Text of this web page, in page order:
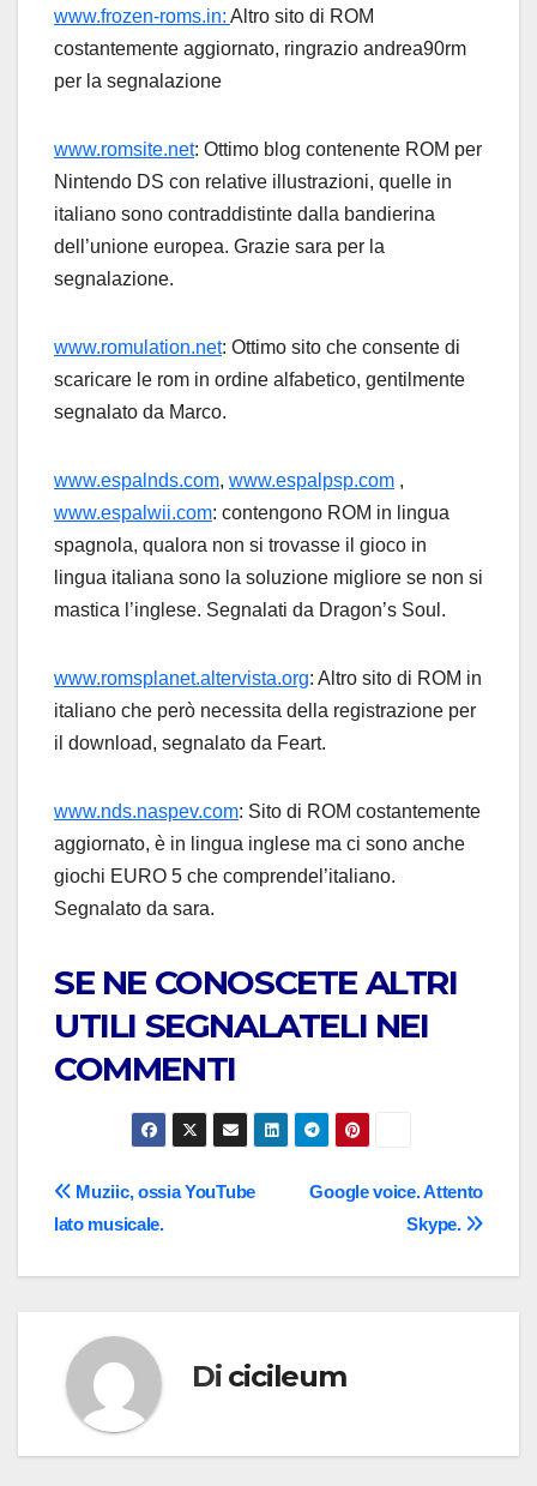
www.frozen-roms.in: Altro sito di ROM
costantemente aggiornato, ringrazio andrea90rm
per la segnalazione
www.romsite.net: Ottimo blog contenente ROM per
Nintendo DS con relative illustrazioni, quelle in
italiano sono contraddistinte dalla bandierina
dell’unione europea. Grazie sara per la
segnalazione.
www.romulation.net: Ottimo sito che consente di
scaricare le rom in ordine alfabetico, gentilmente
segnalato da Marco.
www.espalnds.com, www.espalpsp.com ,
www.espalwii.com: contengono ROM in lingua
spagnola, qualora non si trovasse il gioco in
lingua italiana sono la soluzione migliore se non si
mastica l’inglese. Segnalati da Dragon’s Soul.
www.romsplanet.altervista.org: Altro sito di ROM in
italiano che però necessita della registrazione per
il download, segnalato da Feart.
www.nds.naspev.com: Sito di ROM costantemente
aggiornato, è in lingua inglese ma ci sono anche
giochi EURO 5 che comprendel’italiano.
Segnalato da sara.
SE NE CONOSCETE ALTRI
UTILI SEGNALATELI NEI
COMMENTI
Navigazione
Google voice. Attento
Skype.
Muziic, ossia YouTube
lato musicale.
Di cicileum